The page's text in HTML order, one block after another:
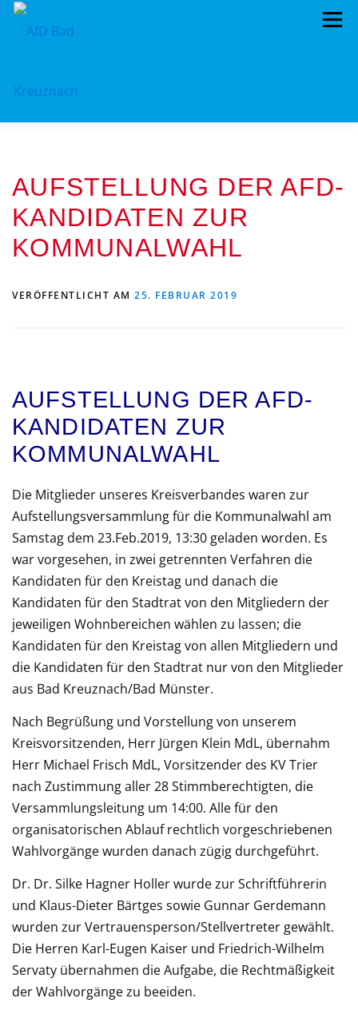
Zum
Inhalt
Menü
TERMINE MITMACHEN! KONTAKT
AUFSTELLUNG DER AFD-
KANDIDATEN ZUR
KOMMUNALWAHL
VERÖFFENTLICHT AM 25. FEBRUAR 2019
AUFSTELLUNG DER AFD-
KANDIDATEN ZUR
KOMMUNALWAHL
Die Mitglieder unseres Kreisverbandes waren zur
Aufstellungsversammlung für die Kommunalwahl am
Samstag dem 23.Feb.2019, 13:30 geladen worden. Es
war vorgesehen, in zwei getrennten Verfahren die
Kandidaten für den Kreistag und danach die
Kandidaten für den Stadtrat von den Mitgliedern der
jeweiligen Wohnbereichen wählen zu lassen; die
Kandidaten für den Kreistag von allen Mitgliedern und
die Kandidaten für den Stadtrat nur von den Mitglieder
aus Bad Kreuznach/Bad Münster.
Nach Begrüßung und Vorstellung von unserem
Kreisvorsitzenden, Herr Jürgen Klein MdL, übernahm
Herr Michael Frisch MdL, Vorsitzender des KV Trier
nach Zustimmung aller 28 Stimmberechtigten, die
Versammlungsleitung um 14:00. Alle für den
organisatorischen Ablauf rechtlich vorgeschriebenen
Wahlvorgänge wurden danach zügig durchgeführt.
Dr. Dr. Silke Hagner Holler wurde zur Schriftführerin
und Klaus-Dieter Bärtges sowie Gunnar Gerdemann
wurden zur Vertrauensperson/Stellvertreter gewählt.
Die Herren Karl-Eugen Kaiser und Friedrich-Wilhelm
Servaty übernahmen die Aufgabe, die Rechtmäßigkeit
der Wahlvorgänge zu beeiden.